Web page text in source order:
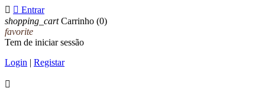
  Entrar
shopping_cart Carrinho (0)
favorite
Tem de iniciar sessão
Login | Registar
